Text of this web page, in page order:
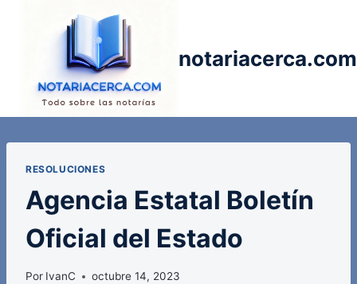
notariacerca.com
RESOLUCIONES
Agencia Estatal Boletín
Oficial del Estado
Por IvanC octubre 14, 2023